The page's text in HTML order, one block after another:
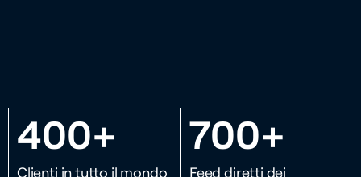
400+
Clienti in tutto il mondo
700+
Feed diretti dei